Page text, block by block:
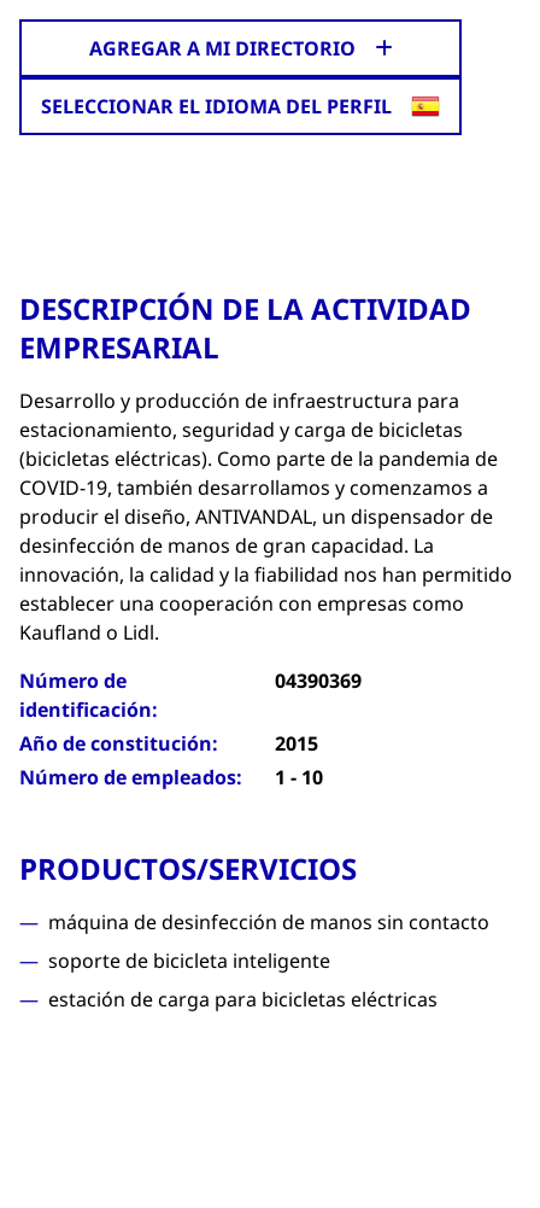
AGREGAR A MI DIRECTORIO
SELECCIONAR EL IDIOMA DEL PERFIL
DESCRIPCIÓN DE LA ACTIVIDAD
EMPRESARIAL
Desarrollo y producción de infraestructura para
estacionamiento, seguridad y carga de bicicletas
(bicicletas eléctricas). Como parte de la pandemia de
COVID-19, también desarrollamos y comenzamos a
producir el diseño, ANTIVANDAL, un dispensador de
desinfección de manos de gran capacidad. La
innovación, la calidad y la fiabilidad nos han permitido
establecer una cooperación con empresas como
Kaufland o Lidl.
Número de
identificación:
04390369
Año de constitución:
2015
Número de empleados:
1 - 10
PRODUCTOS/SERVICIOS
máquina de desinfección de manos sin contacto
soporte de bicicleta inteligente
estación de carga para bicicletas eléctricas